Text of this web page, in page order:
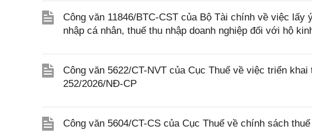
Công văn 11846/BTC-CST của Bộ Tài chính về việc
nhập cá nhân, thuế thu nhập doanh nghiệp đối với hộ
Công văn 5622/CT-NVT của Cục Thuế về việc triển
252/2026/NĐ-CP
Công văn 5604/CT-CS của Cục Thuế về chính sách